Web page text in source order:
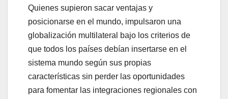
Quienes supieron sacar ventajas y
posicionarse en el mundo, impulsaron una
globalización multilateral bajo los criterios de
que todos los países debían insertarse en el
sistema mundo según sus propias
características sin perder las oportunidades
para fomentar las integraciones regionales con